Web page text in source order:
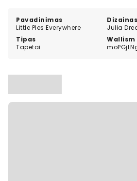
Pavadinimas
Little Ples Everywhere
Julia
Tipas
Tapetai
Wallism